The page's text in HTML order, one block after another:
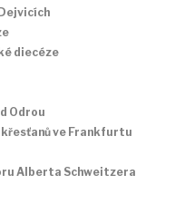
diecéze
Odrou
ve Frankfurtu
Alberta Schweitzera